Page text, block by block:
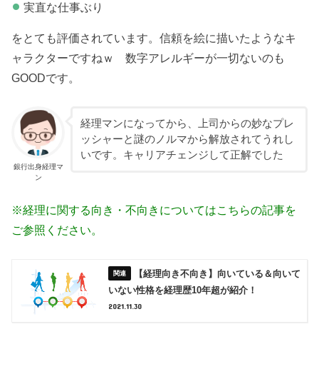
実直な仕事ぶり
をとても評価されています。信頼を絵に描いたようなキ
ャラクターですねｗ 数字アレルギーが一切ないのも
GOODです。
銀行出身経理マ
ン
経理マンになってから、上司からの妙なプレ
ッシャーと謎のノルマから解放されてうれし
いです。キャリアチェンジして正解でした
※経理に関する向き・不向きについてはこちらの記事を
ご参照ください。
【経理向き不向き】向いている＆向いて
いない性格を経理歴10年超が紹介！
2021.11.30